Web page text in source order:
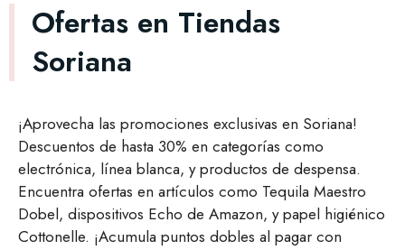
Ofertas en Tiendas
Soriana
¡Aprovecha las promociones exclusivas en Soriana!
Descuentos de hasta 30% en categorías como
electrónica, línea blanca, y productos de despensa.
Encuentra ofertas en artículos como Tequila Maestro
Dobel, dispositivos Echo de Amazon, y papel higiénico
Cottonelle. ¡Acumula puntos dobles al pagar con